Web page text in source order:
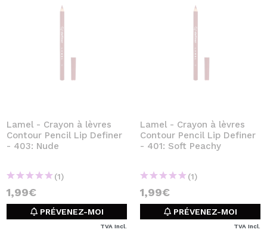
Lamel - Crayon à lèvres
Contour Pencil Lip Definer
- 403: Nude
(1)
1,99€
PRÉVENEZ-MOI
TVA Incl.
Lamel - Crayon à lèvres
Contour Pencil Lip Definer
- 401: Soft Peachy
(1)
1,99€
PRÉVENEZ-MOI
TVA Incl.